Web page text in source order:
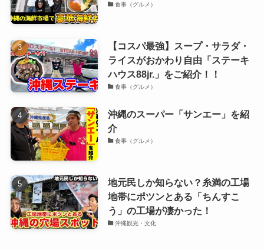
食事（グルメ）
【コスパ最強】スープ・サラダ・
ライスがおかわり自由「ステーキ
ハウス88jr.」をご紹介！！
食事（グルメ）
沖縄のスーパー「サンエー」を紹
介
食事（グルメ）
地元民しか知らない？糸満の工場
地帯にポツンとある「ちんすこ
う」の工場が凄かった！
沖縄観光・文化